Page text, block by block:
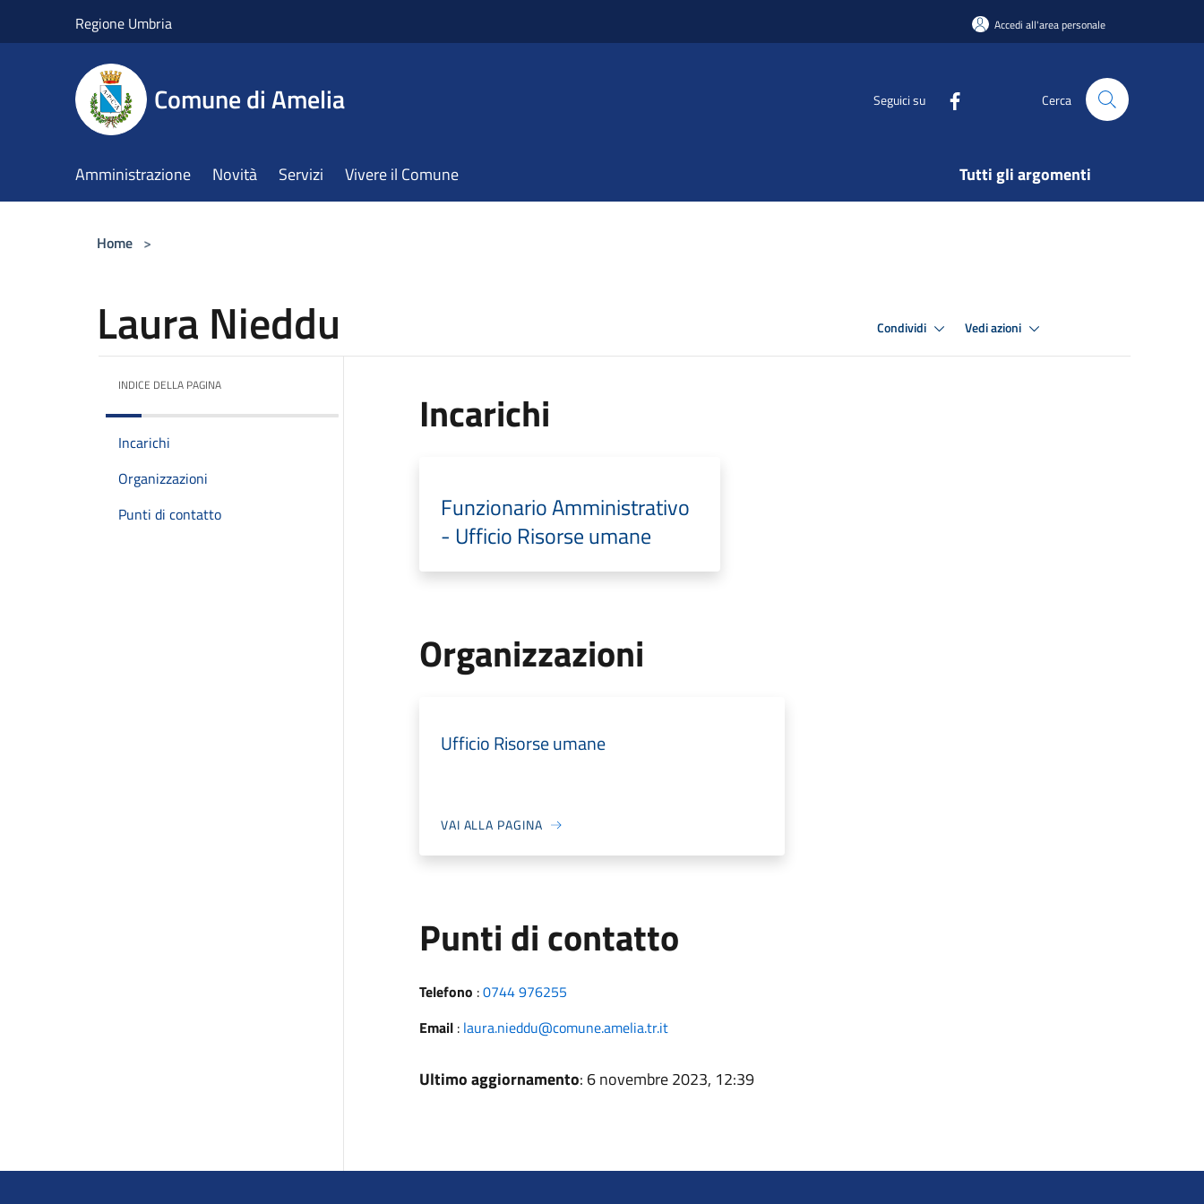
Regione Umbria Accedi all'area personale
Comune di Amelia Seguici su Cerca
Amministrazione Novità Servizi Vivere il Comune Tutti gli argomenti
Home >
Laura Nieddu Condividi Vedi azioni
INDICE DELLA PAGINA
Incarichi
Organizzazioni
Punti di contatto
Incarichi
Funzionario Amministrativo
- Ufficio Risorse umane
Organizzazioni
Ufficio Risorse umane
VAI ALLA PAGINA
Punti di contatto
Telefono :0744 976255
Email: laura.nieddu@comune.amelia.tr.it
Ultimo aggiornamento: 6 novembre 2023, 12:39